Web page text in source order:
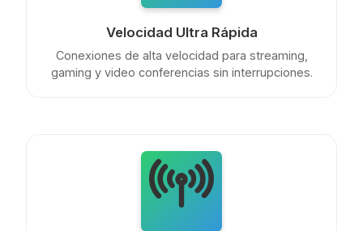
Velocidad Ultra Rápida
Conexiones de alta velocidad para streaming,
gaming y video conferencias sin interrupciones.